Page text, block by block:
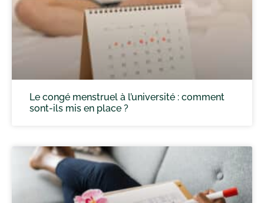
Le congé menstruel à l’université : comment
sont-ils mis en place ?